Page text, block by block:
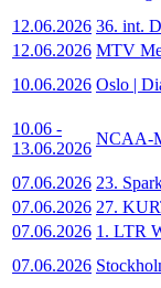
12.06.2026 36. int.
12.06.2026 MTV
10.06.2026 Oslo |
10.06 -
13.06.2026
NCAA-
07.06.2026 23.
07.06.2026 27.
07.06.2026 1. LTR
07.06.2026